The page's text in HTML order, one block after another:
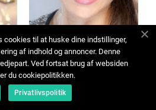
08 januar 2024
Øjenvippe serum - Alt du
behøver at vide
cookies til at huske dine indstillinger,
af indhold og annoncer. Denne
Ved fortsat brug af websiden
du cookiepolitikken.
Privatlivspolitik